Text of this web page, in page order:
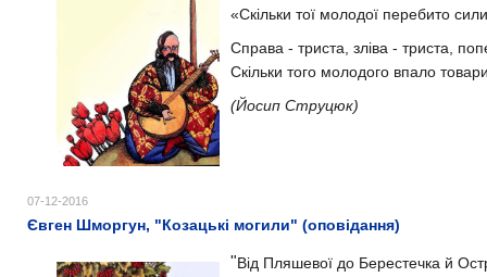
«Скільки тої молодої перебито
Справа - триста, зліва - триста,
Скільки того молодого впало
(Йосип Струцюк)
07-12-2016
Євген Шморгун, "Козацькі могили" (оповідання)
"Від Пляшевої до Берестечка й